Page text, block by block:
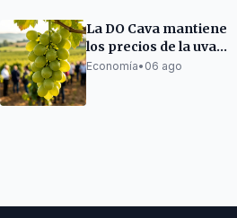
La DO Cava mantiene
los precios de la uva
para la próxima
Economía• 06 ago